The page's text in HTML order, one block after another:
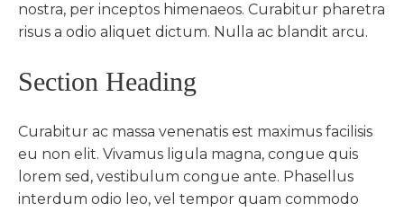
nostra, per inceptos himenaeos. Curabitur pharetra
risus a odio aliquet dictum. Nulla ac blandit arcu.
Section Heading
Curabitur ac massa venenatis est maximus facilisis
eu non elit. Vivamus ligula magna, congue quis
lorem sed, vestibulum congue ante. Phasellus
interdum odio leo, vel tempor quam commodo